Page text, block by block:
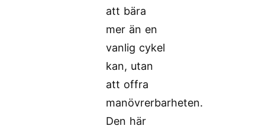
att bära
mer än en
vanlig cykel
kan, utan
att offra
manövrerbarheten.
Den här